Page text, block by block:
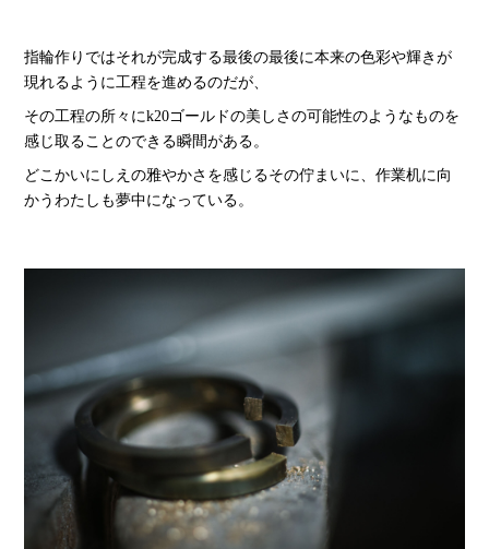
指輪作りではそれが完成する最後の最後に本来の色彩や輝きが
現れるように工程を進めるのだが、
その工程の所々にk20ゴールドの美しさの可能性のようなものを
感じ取ることのできる瞬間がある。
どこかいにしえの雅やかさを感じるその佇まいに、作業机に向
かうわたしも夢中になっている。